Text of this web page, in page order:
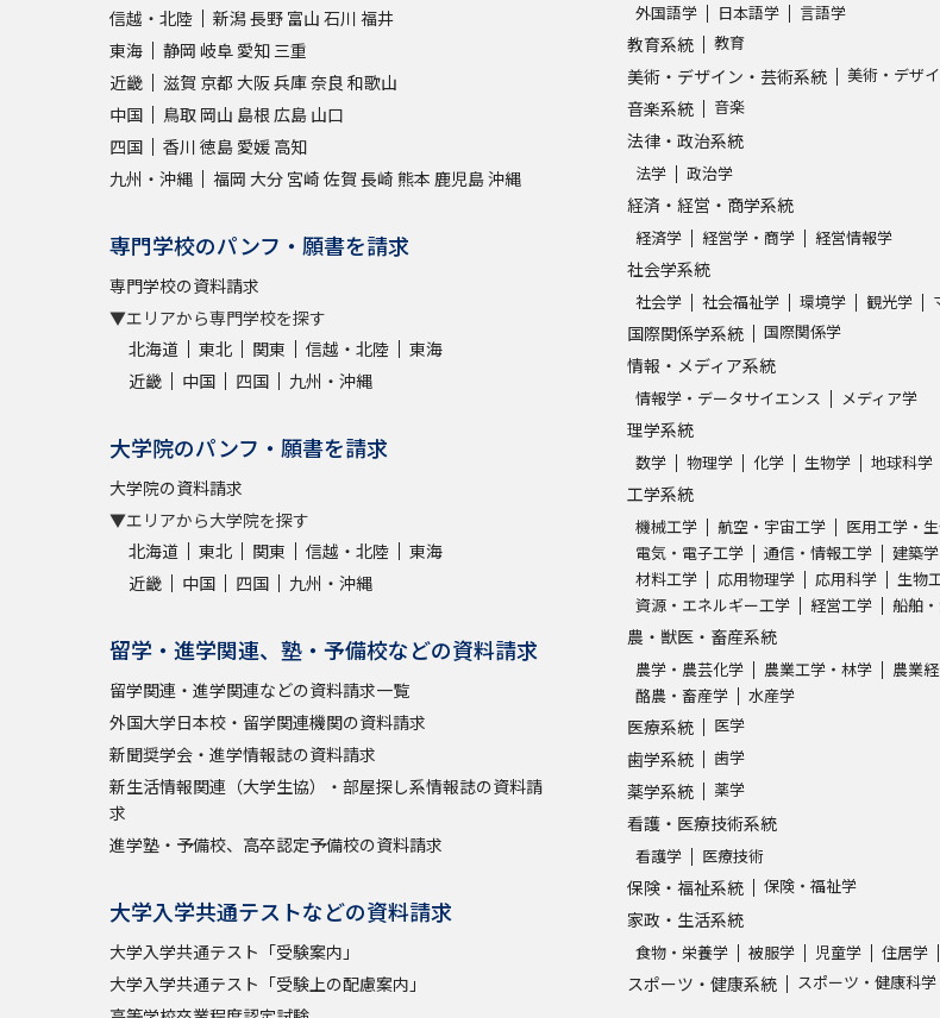
オープンキャンパ
オープンキャンパス検索
来場型・Web型イベント
志望校・出願校を
併願校選び 受験スケ
学
大学で学びたい学
学問のミニ講義「夢ナビ
Ｑ＆Ａ よくあるご質問
資料の料金の
個人情報取扱規定
特定
受験情報リンク
信越・北陸
新潟長野 富山 石川 福井
東海
静岡 岐阜 愛知 三重
近畿
滋賀 京都 大阪兵庫奈良 和歌山
中国
鳥取 岡山 島根 広島 山口
四国
香川 徳島 愛媛 高知
九州・沖縄
福岡 大分 宮崎 佐賀 長崎 熊本 鹿児島沖縄
専門学校のパンフ・願書を請求
専門学校の資料請求
▼エリアから専門学校を探す
北海道
東北 関東 信越・北陸
東海
近畿
中国 四国 九州・沖縄
大学院のパンフ・願書を請求
大学院の資料請求
▼エリアから大学院を探す
北海道
東北 関東 信越・北陸
東海
近畿
中国 四国 九州・沖縄
留学・進学関連、塾・予備校などの資料請求
留学関連・進学関連などの資料請求一覧
外国大学日本校・留学関連機関の資料請求
新聞奨学会・進学情報誌の資料請求
新生活情報関連（大学生協）・部屋探し系情報誌の資料請
求
進学塾・予備校、高卒認定予備校の資料請求
大学入学共通テストなどの資料請求
大学入学共通テスト「受験案内」
大学入学共通テスト「受験上の配慮案内」
外国語学 日本語学 言語学
教育系統 教育
美術・デザイン・芸術系統 美術・デザ
音楽系統 音楽
法律・政治系統
法学 政治学
経済・経営・商学系統
経済学 経営学・商学 経営情報学
社会学系統
社会学 社会福祉学 環境学 観光学
国際関係学系統 国際関係学
情報・メディア系統
情報学・データサイエンス メディア学
理学系統
数学 物理学 化学 生物学 地球科学
工学系統
機械工学 航空・宇宙工学
医用工学・
電気・電子工学
通信・情報工学 建築学
材料工学
応用物理学 応用科学
生物
資源・エネルギー工学
経営工学 船舶
農・獣医・畜産系統
農学・農芸化学 農業工学・林学 農業
酪農・畜産学
水産学
医療系統 医学
歯学系統 歯学
薬学系統 薬学
看護・医療技術系統
看護学 医療技術
保険・福祉系統 保険・福祉学
家政・生活系統
食物・栄養学 被服学 児童学 住居学
スポーツ・健康系統 スポーツ・健康科学